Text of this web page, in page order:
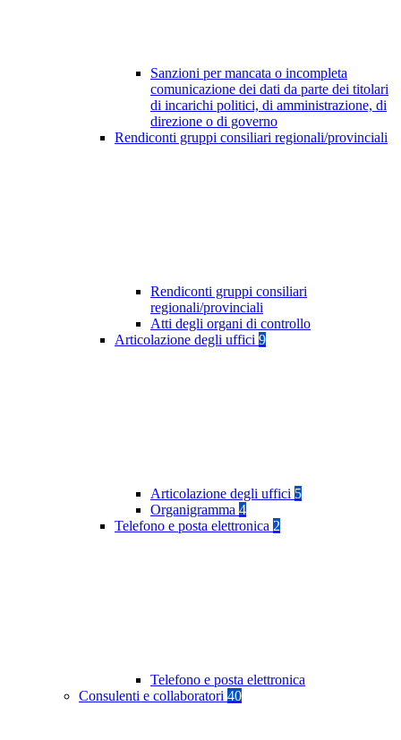
Sanzioni per mancata o incompleta
comunicazione dei dati da parte dei titolari
di incarichi politici, di amministrazione, di
direzione o di governo
Rendiconti gruppi consiliari regionali/provinciali
Rendiconti gruppi consiliari
regionali/provinciali
Atti degli organi di controllo
Articolazione degli uffici 9
Articolazione degli uffici 5
Organigramma 4
Telefono e posta elettronica 2
Telefono e posta elettronica
Consulenti e collaboratori 40